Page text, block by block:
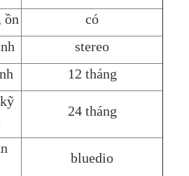
ồn
có
stereo
12 tháng
24 tháng
bluedio